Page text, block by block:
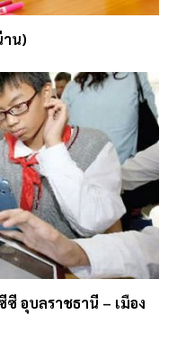
าน)
อุบลราชธานี – เมือง